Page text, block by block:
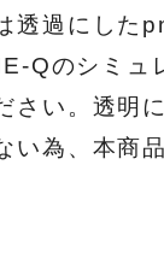
透過にした
Qのシミュ
さい。透明
い為、本商